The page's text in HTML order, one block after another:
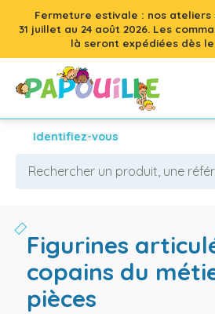
Fermeture estivale : nos ateliers
31 juillet au 24 août 2026. Les
là seront expédiées dès le
Identifiez-vous
figurines articulées
copains du
pièces